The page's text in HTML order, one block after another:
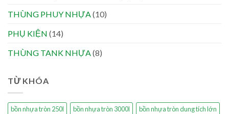
THÙNG PHUY NHỰA (10)
PHỤ KIỆN (14)
THÙNG TANK NHỰA (8)
TỪ KHÓA
bồn nhựa tròn 250l bồn nhựa tròn 3000l
bồn nhựa tròn dung tích lớn